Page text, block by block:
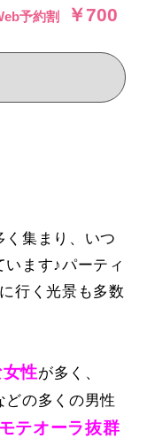
予約割
￥700
く集まり、いつ
ます♪パーティ
行く光景も多数
性が多く、
どの多くの男性
テオーラ抜群